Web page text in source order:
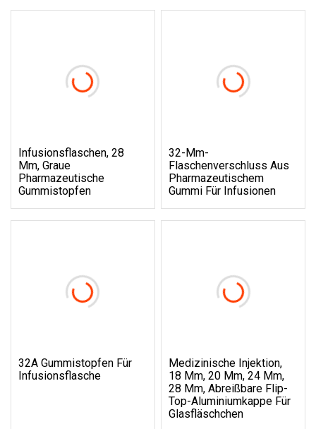
Infusionsflaschen, 28
Mm, Graue
Pharmazeutische
Gummistopfen
32-Mm-
Flaschenverschluss Aus
Pharmazeutischem
Gummi Für Infusionen
32A Gummistopfen Für
Infusionsflasche
Medizinische Injektion,
18 Mm, 20 Mm, 24 Mm,
28 Mm, Abreißbare Flip-
Top-Aluminiumkappe Für
Glasfläschchen